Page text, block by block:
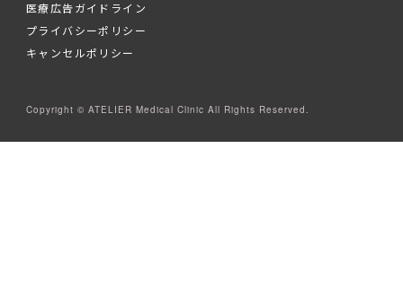
医療広告ガイドライン
プライバシーポリシー
キャンセルポリシー
Copyright © ATELIER Medical Clinic All Rights Reserved.